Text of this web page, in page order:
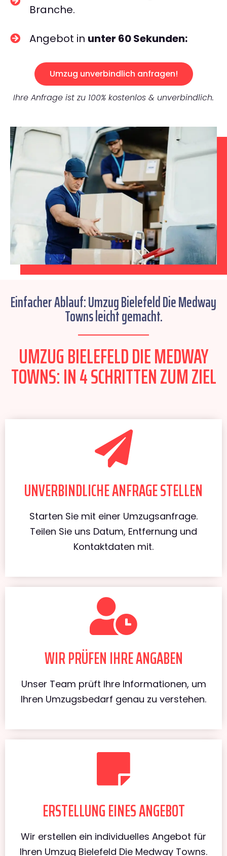
Branche.
Angebot in unter 60 Sekunden:
Umzug unverbindlich anfragen!
Ihre Anfrage ist zu 100% kostenlos & unverbindlich.
Einfacher Ablauf: Umzug Bielefeld Die Medway
Towns leicht gemacht.
UMZUG BIELEFELD DIE MEDWAY
TOWNS: IN 4 SCHRITTEN ZUM ZIEL
UNVERBINDLICHE ANFRAGE STELLEN
Starten Sie mit einer Umzugsanfrage.
Teilen Sie uns Datum, Entfernung und
Kontaktdaten mit.
WIR PRÜFEN IHRE ANGABEN
Unser Team prüft Ihre Informationen, um
Ihren Umzugsbedarf genau zu verstehen.
ERSTELLUNG EINES ANGEBOT
Wir erstellen ein individuelles Angebot für
Ihren Umzug Bielefeld Die Medway Towns.